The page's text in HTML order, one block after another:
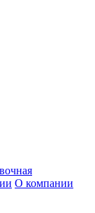
О компании